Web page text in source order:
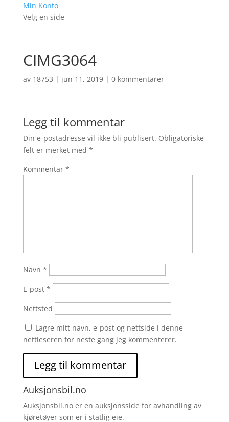
Min Konto
Velg en side
CIMG3064
av 18753 | jun 11, 2019| 0 kommentarer
Legg til kommentar
Din e-postadresse vil ikke bli publisert. Obligatoriske
felt er merket med *
Kommentar *
Navn *
E-post *
Nettsted
Lagre mitt navn, e-post og nettside i denne
nettleseren for neste gang jeg kommenterer.
Auksjonsbil.no
Auksjonsbil.no er en auksjonsside for avhandling av
kjøretøyer som er i statlig eie.